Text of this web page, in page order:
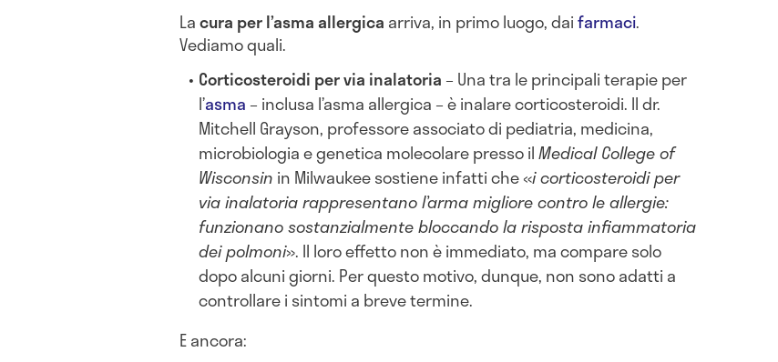
Lacura per l’asma allergica arriva, in primo luogo, daifarmaci.
Vediamo quali.
Corticosteroidi per via inalatoria – Una tra le principali terapie per
l’asma – inclusa l’asma allergica – è inalare corticosteroidi. Il dr.
Mitchell Grayson, professore associato di pediatria, medicina,
microbiologia e genetica molecolare presso ilMedical College of
Wisconsin in Milwaukee sostiene infatti che «i corticosteroidi per
via inalatoria rappresentano l’arma migliore contro le allergie:
funzionano sostanzialmente bloccando la risposta infiammatoria
dei polmoni». Il loro effetto non è immediato, ma compare solo
dopo alcuni giorni. Per questo motivo, dunque, non sono adatti a
controllare i sintomi a breve termine.
E ancora: